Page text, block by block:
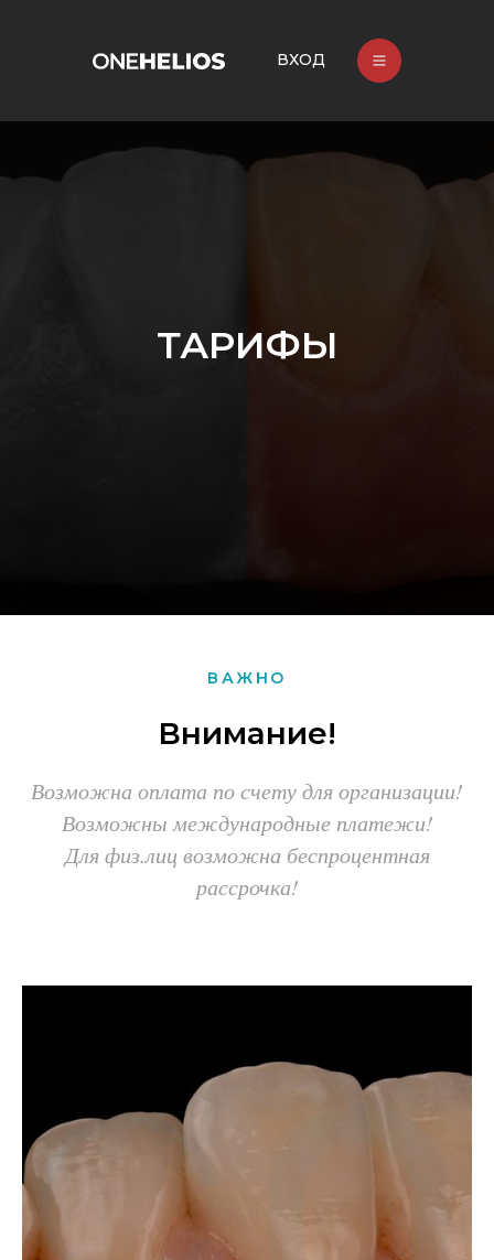
ВХОД
ТАРИФЫ
ВАЖНО
Внимание!
Возможна оплата по счету для организации!
Возможны международные платежи!
Для физ.лиц возможна беспроцентная
рассрочка!